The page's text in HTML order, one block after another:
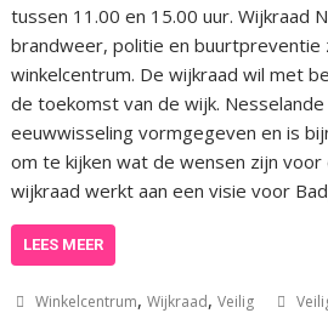
tussen 11.00 en 15.00 uur. Wijkraad
brandweer, politie en buurtpreventie
winkelcentrum. De wijkraad wil met
de toekomst van de wijk.
eeuwwisseling vormgegeven en is
om te kijken wat de wensen zijn
wijkraad werkt aan een visie voor
LEES MEER
Winkelcentrum,Wijkraad,Veilig